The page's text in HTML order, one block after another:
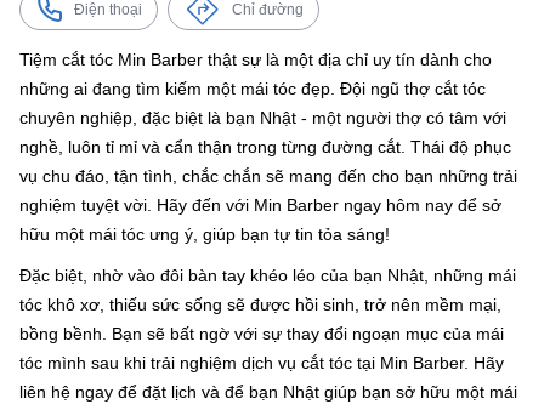
Điện thoại Chỉ đường
Tiệm cắt tóc Min Barber thật sự là một địa chỉ uy tín dành cho
những ai đang tìm kiếm một mái tóc đẹp. Đội ngũ thợ cắt tóc
chuyên nghiệp, đặc biệt là bạn Nhật - một người thợ có tâm với
nghề, luôn tỉ mỉ và cẩn thận trong từng đường cắt. Thái độ phục
vụ chu đáo, tận tình, chắc chắn sẽ mang đến cho bạn những trải
nghiệm tuyệt vời. Hãy đến với Min Barber ngay hôm nay để sở
hữu một mái tóc ưng ý, giúp bạn tự tin tỏa sáng!
Đặc biệt, nhờ vào đôi bàn tay khéo léo của bạn Nhật, những mái
tóc khô xơ, thiếu sức sống sẽ được hồi sinh, trở nên mềm mại,
bồng bềnh. Bạn sẽ bất ngờ với sự thay đổi ngoạn mục của mái
tóc mình sau khi trải nghiệm dịch vụ cắt tóc tại Min Barber. Hãy
liên hệ ngay để đặt lịch và để bạn Nhật giúp bạn sở hữu một mái